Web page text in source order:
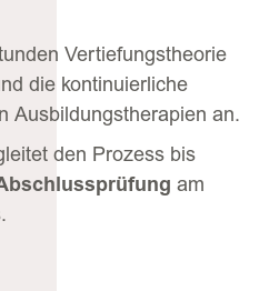
Vertiefungstheorie
die kontinuierliche
Ausbildungstherapien an.
den Prozess bis
am